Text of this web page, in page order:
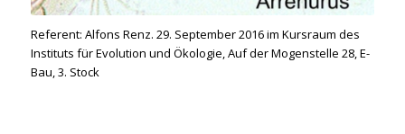
Referent: Alfons Renz. 29. September 2016 im Kursraum des
Instituts für Evolution und Ökologie, Auf der Mogenstelle 28, E-
Bau, 3. Stock